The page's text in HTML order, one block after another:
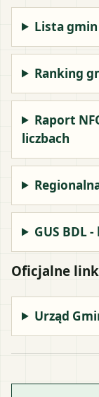
Lista
Ranking
Raport
liczbach
GUS BDL
Oficjalne
Urząd